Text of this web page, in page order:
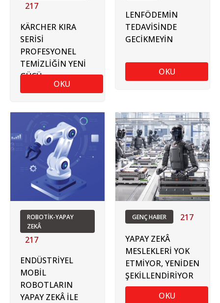
217
KÄRCHER KIRA
SERİSİ
PROFESYONEL
TEMİZLİĞİN YENİ
GÜCÜ
OKU
LENFÖDEMİN
TEDAVİSİNDE
GECİKMEYİN
OKU
ROBOTİK-YAPAY
ZEKÂ
217
ENDÜSTRİYEL
MOBİL
ROBOTLARIN
YAPAY ZEKÂ İLE
GENÇ HABER 217
YAPAY ZEKÂ
MESLEKLERİ YOK
ETMİYOR, YENİDEN
ŞEKİLLENDİRİYOR
OKU